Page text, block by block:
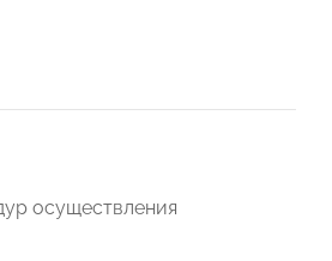
осуществления